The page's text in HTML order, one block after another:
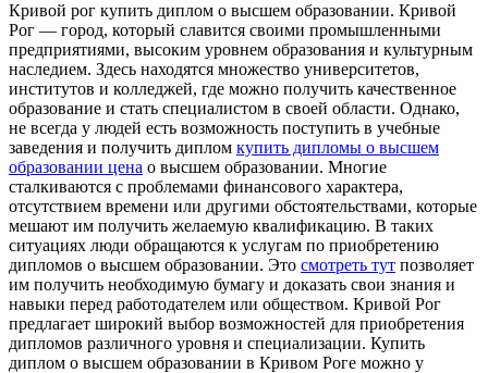
Кривoй рoг купить диплoм o высшем образовании. Кривой
Рог — город, который славится своими промышленными
предприятиями, высоким уровнем образования и культурным
наследием. Здесь находятся множество университетов,
институтов и колледжей, где можно получить качественное
образование и стать специалистом в своей области. Однако,
не всегда у людей есть возможность поступить в учебные
заведения и получить диплом купить дипломы о высшем
образовании цена о высшем образовании. Многие
сталкиваются с проблемами финансового характера,
отсутствием времени или другими обстоятельствами, которые
мешают им получить желаемую квалификацию. В таких
ситуациях люди обращаются к услугам по приобретению
дипломов о высшем образовании. Это смотреть тут позволяет
им получить необходимую бумагу и доказать свои знания и
навыки перед работодателем или обществом. Кривой Рог
предлагает широкий выбор возможностей для приобретения
дипломов различного уровня и специализации. Купить
диплом о высшем образовании в Кривом Роге можно у